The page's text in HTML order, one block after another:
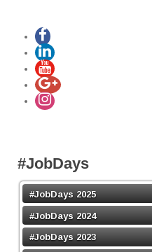
#JobDays
#JobDays 2025
#JobDays 2024
#JobDays 2023